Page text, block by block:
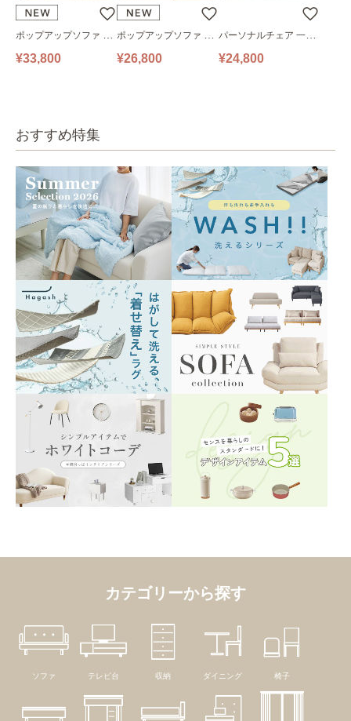
ポップアップソファ ソ
ファ フロアソファ 幅14
¥33,800
ポップアップソファ ソ
ファ フロアソファ 幅10
¥26,800
パーソナルチェア 一人
掛けソファ O’HANA ソ
¥24,800
おすすめ特集
カテゴリーから探す
ソファ テレビ台 収納 ダイニング 椅子